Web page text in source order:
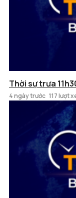
Thời sự trưa
4 ngày trước 117 lượt